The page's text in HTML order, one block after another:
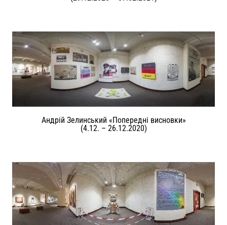
Андрій Зелинський «Попередні висновки»
(4.12. – 26.12.2020)